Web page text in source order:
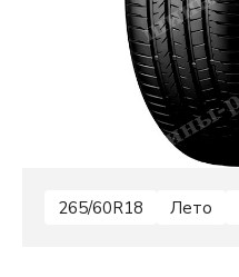
265/60R18 Лето